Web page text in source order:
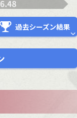
過去シーズン結果